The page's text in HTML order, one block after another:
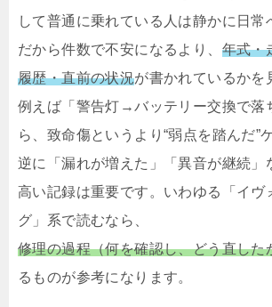
して普通に乗れている人は静かに日常
だから件数で不安になるより、 年式・
履歴・直前の状況が書かれているかを
例えば「警告灯→バッテリー交換で落
ら、致命傷というより“弱点を踏んだ”
逆に「漏れが増えた」「異音が継続」
高い記録は重要です。いわゆる「イヴ
グ」系で読むなら、
修理の過程（何を確認し、どう直した
るものが参考になります。